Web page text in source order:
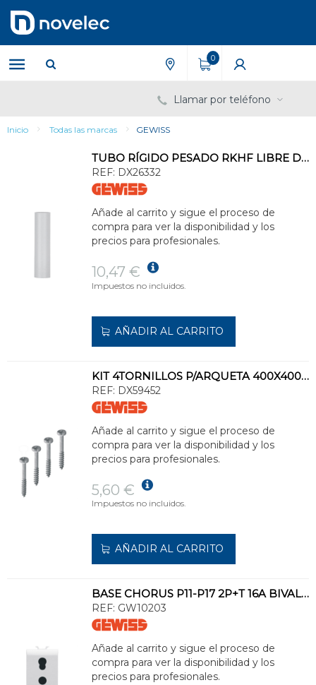
contenido
menú
de
navegación
0
Llamar por teléfono
Inicio Todas las marcas GEWISS
TUBO RÍGIDO PESADO RKHF LIBRE DE HALÓGENOS DE 3m DIÁMETRO DE 32mm GRIS RAL7035
REF: DX26332
Añade al carrito y sigue el proceso de
compra para ver la disponibilidad y los
precios para profesionales.
10,47 €
Impuestos no incluidos.
AÑADIR AL CARRITO
KIT 4TORNILLOS P/ARQUETA 400X400-550X550
REF: DX59452
Añade al carrito y sigue el proceso de
compra para ver la disponibilidad y los
precios para profesionales.
5,60 €
Impuestos no incluidos.
AÑADIR AL CARRITO
BASE CHORUS P11-P17 2P+T 16A BIVALENTE 250V AC 1 MÓDULO NORMA ITALIANA BLANCO
REF: GW10203
Añade al carrito y sigue el proceso de
compra para ver la disponibilidad y los
precios para profesionales.